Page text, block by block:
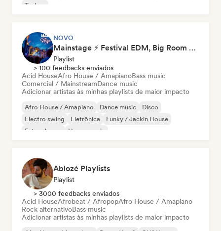
Techno
NOVO
Mainstage ⚡ Festival EDM, Big Room & House Anthems
Playlist
> 100 feedbacks enviados
Acid HouseAfro House / AmapianoBass music
Comercial / MainstreamDance music
Adicionar artistas às minhas playlists de maior impacto
Afro House / Amapiano Dance music
Disco
Electro swing
Eletrônica
Funky / Jackin House
Future house
House music
Ablozé Playlists
Playlist
> 3000 feedbacks enviados
Acid HouseAfrobeat / AfropopAfro House / Amapiano
Rock alternativoBass music
Adicionar artistas às minhas playlists de maior impacto